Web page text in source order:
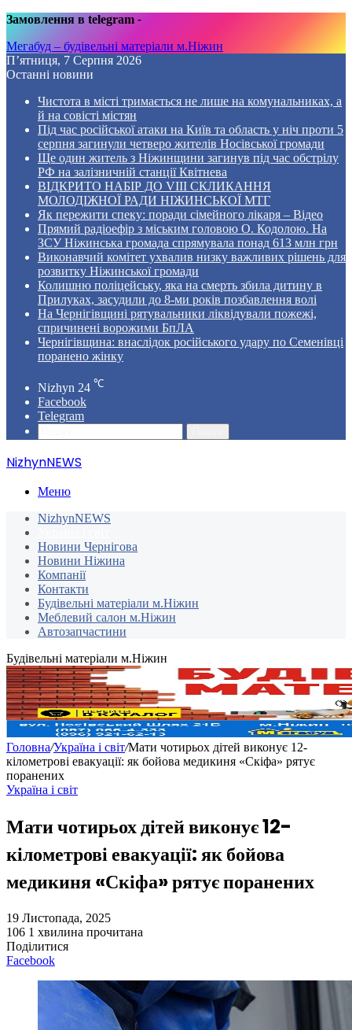
Замовлення в telegram -
Мегабуд – будівельні матеріали м.Ніжин
П’ятниця, 7 Серпня 2026
Останні новини
Чистота в місті тримається не лише на комунальниках, а
й на совісті містян
Під час російської атаки на Київ та область у ніч проти 5
серпня загинули четверо жителів Носівської громади
Ще один житель з Ніжинщини загинув під час обстрілу
РФ на залізничній станції Квітнева
ВІДКРИТО НАБІР ДО VIII СКЛИКАННЯ
МОЛОДІЖНОЇ РАДИ НІЖИНСЬКОЇ МТГ
Як пережити спеку: поради сімейного лікаря – Відео
Прямий радіоефір з міським головою О. Кодолою. На
ЗСУ Ніжинська громада спрямувала понад 613 млн грн
Виконавчий комітет ухвалив низку важливих рішень для
розвитку Ніжинської громади
Колишню поліцейську, яка на смерть збила дитину в
Прилуках, засудили до 8-ми років позбавлення волі
На Чернігівщині рятувальники ліквідували пожежі,
спричинені ворожими БпЛА
Чернігівщина: внаслідок російського удару по Семенівці
поранено жінку
Nizhyn 24 ℃
Facebook
Telegram
NizhynNEWS
Меню
NizhynNEWS
Новини Чернігова
Новини Ніжина
Компанії
Контакти
Будівельні матеріали м.Ніжин
Меблевий салон м.Ніжин
Автозапчастини
Будівельні матеріали м.Ніжин
Головна/Україна і світ/Мати чотирьох дітей виконує 12-
кілометрові евакуації: як бойова медикиня «Скіфа» рятує
поранених
Україна і світ
Мати чотирьох дітей виконує 12-
кілометрові евакуації: як бойова
медикиня «Скіфа» рятує поранених
19 Листопада, 2025
106 1 хвилина прочитана
Поділитися
Facebook